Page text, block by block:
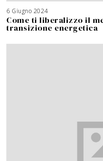
6 Giugno 2024
Come ti liberalizzo il
transizione energetica